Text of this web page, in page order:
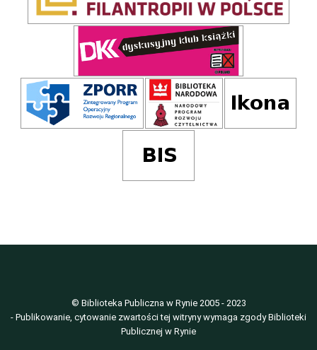
© Biblioteka Publiczna w Rynie 2005 - 2023
- Publikowanie, cytowanie zwartości tej witryny wymaga zgody Biblioteki
Publicznej w Rynie